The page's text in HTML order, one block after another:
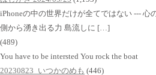
iPhoneの中の世界だけが全てではない --- 心
側から湧き出る力 島流しに […]
(489)
You have to be intersted You rock the boat
20230823_いつかのめも (446)